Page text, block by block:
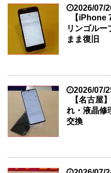
2026/07/
【iPhone
リンゴルー
まま復旧
2026/07/
【名古屋
れ・液晶修
交換